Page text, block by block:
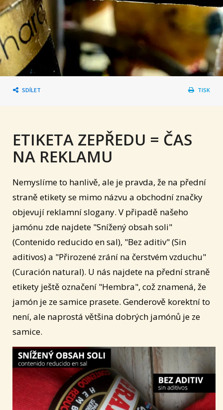
SDÍLET TISK
ETIKETA ZEPŘEDU = ČAS
NA REKLAMU
Nemyslíme to hanlivě, ale je pravda, že na přední
straně etikety se mimo názvu a obchodní značky
objevují reklamní slogany. V připadě našeho
jamónu zde najdete "Snížený obsah soli"
(Contenido reducido en sal), "Bez aditiv" (Sin
aditivos) a "Přirozené zrání na čerstvém vzduchu"
(Curación natural). U nás najdete na přední straně
etikety ještě označení "Hembra", což znamená, že
jamón je ze samice prasete. Genderově korektní to
není, ale naprostá většina dobrých jamónů je ze
samice.